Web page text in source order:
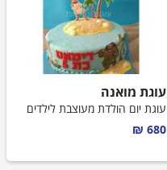
עוגת מואנה
עוגת יום הולדת מעוצבת לילדים
680 ₪